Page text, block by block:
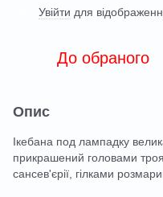
Увійти для
До обраного
Опис
Ікебана под лампадку
прикрашений головами
сансев'єрії, гілками